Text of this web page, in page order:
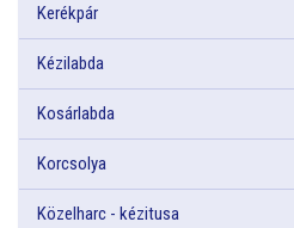
Kerékpár
Kézilabda
Kosárlabda
Korcsolya
Közelharc - kézitusa